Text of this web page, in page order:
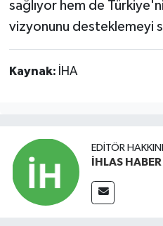
sağlıyor hem de
vizyonunu desteklemeyi
Kaynak: İHA
EDITÖR
İHLAS